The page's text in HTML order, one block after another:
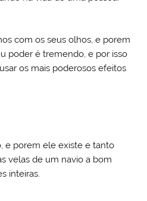
com os seus olhos, e porem
poder é tremendo, e por isso
os mais poderosos efeitos
e porem ele existe e tanto
velas de um navio a bom
inteiras.